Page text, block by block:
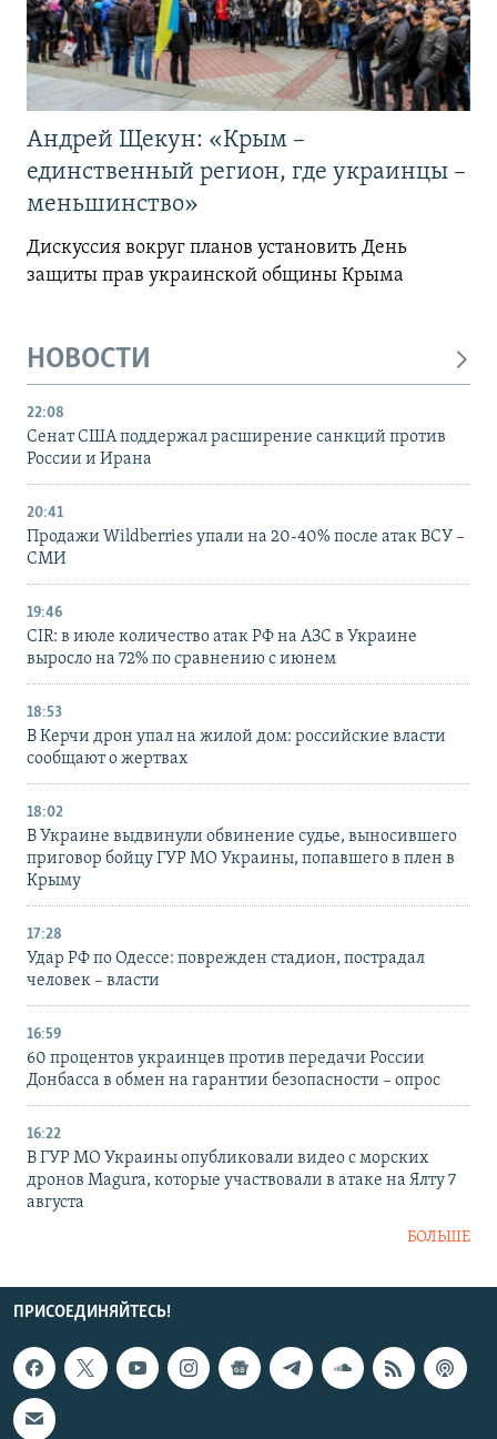
Андрей Щекун: «Крым –
единственный регион, где украинцы –
меньшинство»
Дискуссия вокруг планов установить День
защиты прав украинской общины Крыма
НОВОСТИ
22:08
Сенат США поддержал расширение санкций против
России и Ирана
20:41
Продажи Wildberries упали на 20-40% после атак ВСУ –
СМИ
19:46
CIR: в июле количество атак РФ на АЗС в Украине
выросло на 72% по сравнению с июнем
18:53
В Керчи дрон упал на жилой дом: российские власти
сообщают о жертвах
18:02
В Украине выдвинули обвинение судье, выносившего
приговор бойцу ГУР МО Украины, попавшего в плен в
Крыму
17:28
Удар РФ по Одессе: поврежден стадион, пострадал
человек – власти
16:59
60 процентов украинцев против передачи России
Донбасса в обмен на гарантии безопасности – опрос
16:22
В ГУР МО Украины опубликовали видео с морских
дронов Magura, которые участвовали в атаке на Ялту 7
августа
БОЛЬШЕ
ПРИСОЕДИНЯЙТЕСЬ!